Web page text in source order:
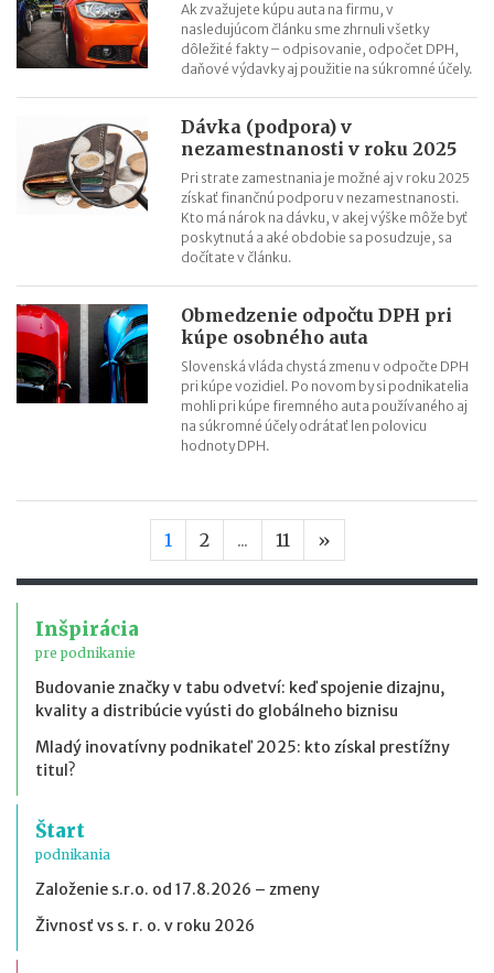
Ak zvažujete kúpu auta na firmu, v
nasledujúcom článku sme zhrnuli všetky
dôležité fakty – odpisovanie, odpočet DPH,
daňové výdavky aj použitie na súkromné účely.
Dávka (podpora) v
nezamestnanosti v roku 2025
Pri strate zamestnania je možné aj v roku 2025
získať finančnú podporu v nezamestnanosti.
Kto má nárok na dávku, v akej výške môže byť
poskytnutá a aké obdobie sa posudzuje, sa
dočítate v článku.
Obmedzenie odpočtu DPH pri
kúpe osobného auta
Slovenská vláda chystá zmenu v odpočte DPH
pri kúpe vozidiel. Po novom by si podnikatelia
mohli pri kúpe firemného auta používaného aj
na súkromné účely odrátať len polovicu
hodnoty DPH.
1 2 ... 11 »Nasledujúca
Inšpirácia
pre podnikanie
Budovanie značky v tabu odvetví: keď spojenie dizajnu,
kvality a distribúcie vyústi do globálneho biznisu
Mladý inovatívny podnikateľ 2025: kto získal prestížny
titul?
Štart
podnikania
Založenie s.r.o. od 17.8.2026 – zmeny
Živnosť vs s. r. o. v roku 2026